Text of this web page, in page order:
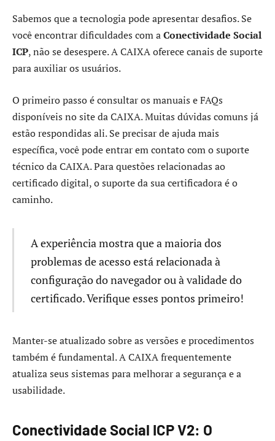
Sabemos que a tecnologia pode apresentar desafios. Se
você encontrar dificuldades com aConectividade Social
ICP, não se desespere. A CAIXA oferece canais de suporte
para auxiliar os usuários.
O primeiro passo é consultar os manuais e FAQs
disponíveis no site da CAIXA. Muitas dúvidas comuns já
estão respondidas ali. Se precisar de ajuda mais
específica, você pode entrar em contato com o suporte
técnico da CAIXA. Para questões relacionadas ao
certificado digital, o suporte da sua certificadora é o
caminho.
A experiência mostra que a maioria dos
problemas de acesso está relacionada à
configuração do navegador ou à validade do
certificado. Verifique esses pontos primeiro!
Manter-se atualizado sobre as versões e procedimentos
também é fundamental. A CAIXA frequentemente
atualiza seus sistemas para melhorar a segurança e a
usabilidade.
Conectividade Social ICP V2: O